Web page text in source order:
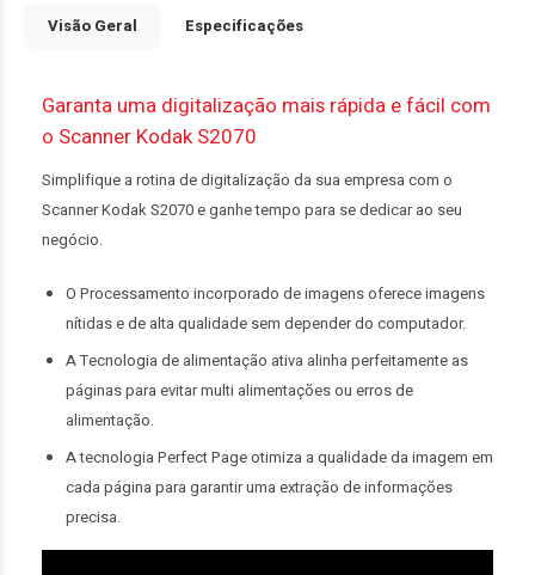
Visão Geral Especificações
Garanta uma digitalização mais rápida e fácil com
o Scanner Kodak S2070
Simplifique a rotina de digitalização da sua empresa com o
Scanner Kodak S2070 e ganhe tempo para se dedicar ao seu
negócio.
O Processamento incorporado de imagens oferece imagens
nítidas e de alta qualidade sem depender do computador.
A Tecnologia de alimentação ativa alinha perfeitamente as
páginas para evitar multi alimentações ou erros de
alimentação.
A tecnologia Perfect Page otimiza a qualidade da imagem em
cada página para garantir uma extração de informações
precisa.